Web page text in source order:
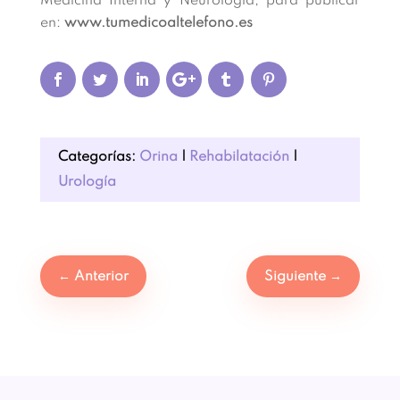
en: www.tumedicoaltelefono.es
Categorías: Orina Rehabilatación
Urología
← Anterior Siguiente →